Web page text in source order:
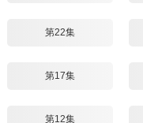
第22集
第17集
第12集